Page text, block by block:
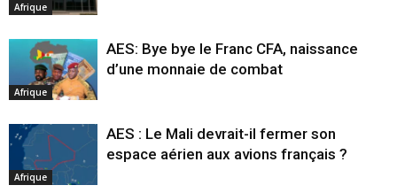
Afrique
Afrique
AES: Bye bye le Franc CFA, naissance
d’une monnaie de combat
Afrique
AES : Le Mali devrait-il fermer son
espace aérien aux avions français ?